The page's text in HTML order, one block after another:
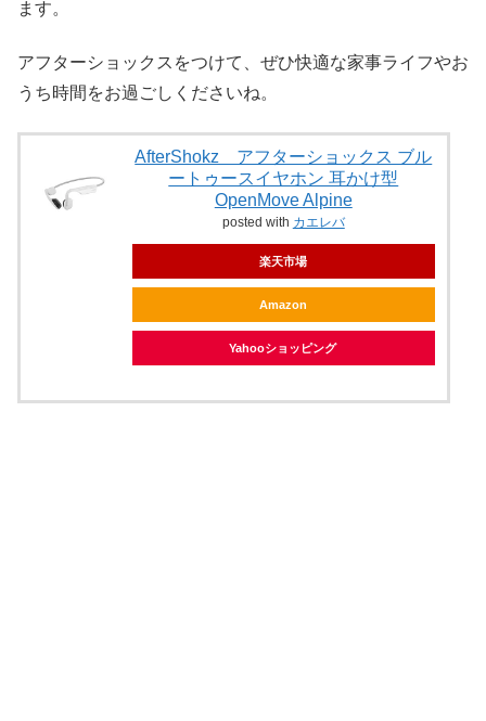
ます。
アフターショックスをつけて、ぜひ快適な家事ライフやお
うち時間をお過ごしくださいね。
AfterShokz アフターショックス ブル
ートゥースイヤホン 耳かけ型
OpenMove Alpine
posted with カエレバ
楽天市場
Amazon
Yahooショッピング